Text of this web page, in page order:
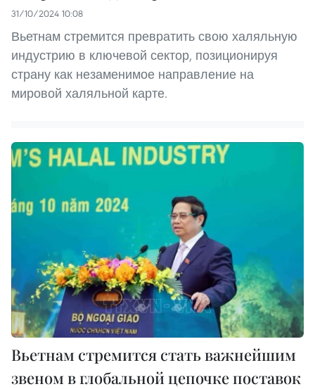
31/10/2024 10:08
Вьетнам стремится превратить свою халяльную
индустрию в ключевой сектор, позиционируя
страну как незаменимое направление на
мировой халяльной карте.
Вьетнам стремится стать важнейшим
звеном в глобальной цепочке поставок